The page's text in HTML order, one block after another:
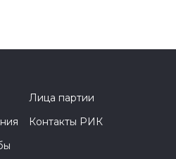
Лица партии
Контакты РИК